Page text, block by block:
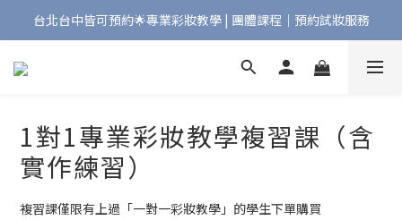
Bonjour!歡迎來到Maqpro | 全店2000免運🇫🇷
台北台中皆可預約🌟專業彩妝教學 | 團體課程｜預約試妝服務
Bonjour!歡迎來到Maqpro | 全店2000免運🇫🇷
1對1專業彩妝教學複習課（含
實作練習）
複習課僅限有上過「一對一彩妝教學」的學生下單購買